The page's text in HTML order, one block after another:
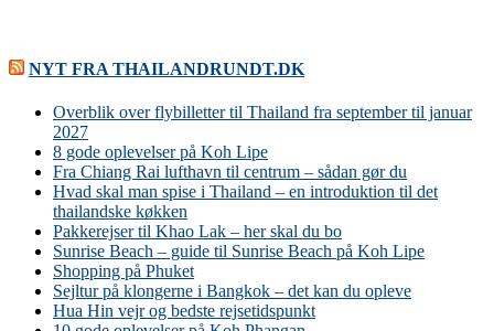
NYT FRA THAILANDRUNDT.DK
Overblik over flybilletter til Thailand fra september til januar
2027
8 gode oplevelser på Koh Lipe
Fra Chiang Rai lufthavn til centrum – sådan gør du
Hvad skal man spise i Thailand – en introduktion til det
thailandske køkken
Pakkerejser til Khao Lak – her skal du bo
Sunrise Beach – guide til Sunrise Beach på Koh Lipe
Shopping på Phuket
Sejltur på klongerne i Bangkok – det kan du opleve
Hua Hin vejr og bedste rejsetidspunkt